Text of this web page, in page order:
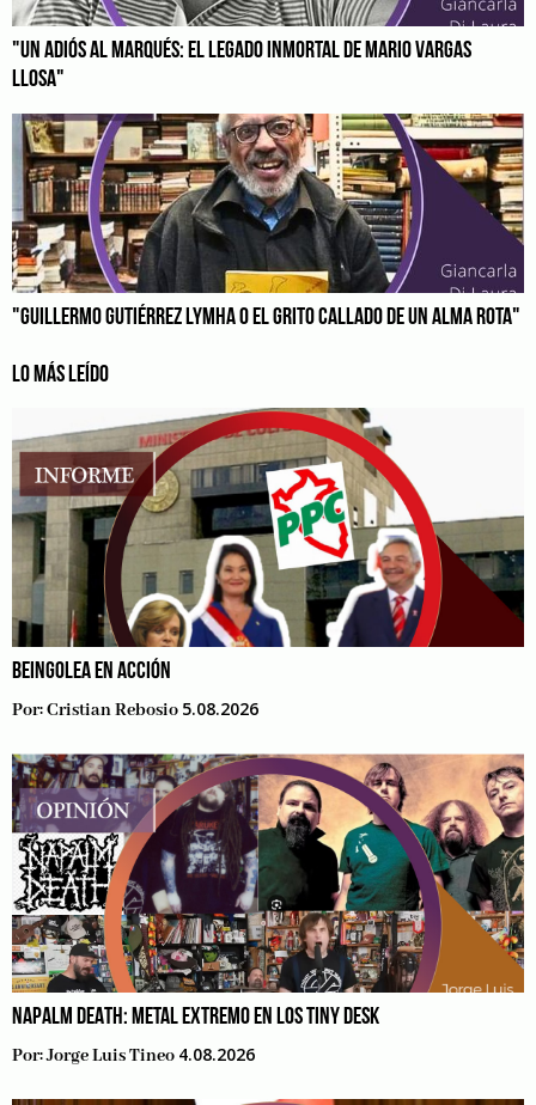
"UN ADIÓS AL MARQUÉS: EL LEGADO INMORTAL DE MARIO VARGAS
LLOSA"
"GUILLERMO GUTIÉRREZ LYMHA O EL GRITO CALLADO DE UN ALMA ROTA"
LO MÁS LEÍDO
BEINGOLEA EN ACCIÓN
Por:Cristian Rebosio 5.08.2026
NAPALM DEATH: METAL EXTREMO EN LOS TINY DESK
Por:Jorge Luis Tineo 4.08.2026